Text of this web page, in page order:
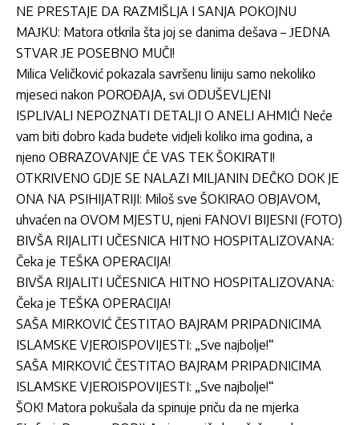
NE PRESTAJE DA RAZMIŠLJA I SANJA POKOJNU
MAЈKU: Matora otkrila šta joj se danima dešava – ЈEDNA
STVAR ЈE POSEBNO MUČI!
Milica Veličković pokazala savršenu liniju samo nekoliko
mjeseci nakon POROĐAJA, svi ODUŠEVLJENI
ISPLIVALI NEPOZNATI DETALJI O ANELI AHMIĆ! Neće
vam biti dobro kada budete vidjeli koliko ima godina, a
njeno OBRAZOVANJE ĆE VAS TEK ŠOKIRATI!
OTKRIVENO GDJE SE NALAZI MILJANIN DEČKO DOK JE
ONA NA PSIHIJATRIJI: Miloš sve ŠOKIRAO OBJAVOM,
uhvaćen na OVOM MJESTU, njeni FANOVI BIJESNI (FOTO)
BIVŠA RIJALITI UČESNICA HITNO HOSPITALIZOVANA:
Čeka je TEŠKA OPERACIJA!
BIVŠA RIJALITI UČESNICA HITNO HOSPITALIZOVANA:
Čeka je TEŠKA OPERACIJA!
SAŠA MIRKOVIĆ ČESTITAO BAJRAM PRIPADNICIMA
ISLAMSKE VJEROISPOVIJESTI: „Sve najbolje!“
SAŠA MIRKOVIĆ ČESTITAO BAJRAM PRIPADNICIMA
ISLAMSKE VJEROISPOVIJESTI: „Sve najbolje!“
ŠOK! Matora pokušala da spinuje priču da ne mjerka